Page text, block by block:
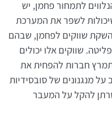
לתמחור פחמן, יש
לשפר את המערכת
שווקים לפחמן, שבהם
שווקים אלו יכולים
חברות להפחית את
על מנגנונים של סובסידיות
להקל על המעבר